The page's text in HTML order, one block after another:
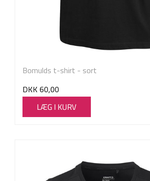
Bomulds t-shirt - sort
DKK 60,00